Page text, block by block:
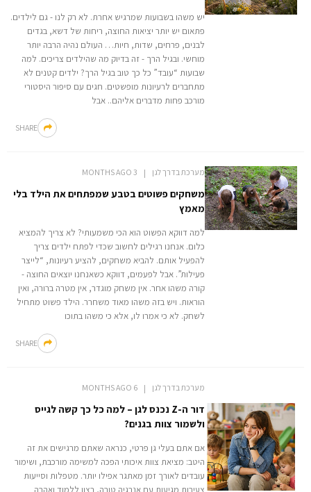
יש משהו בשבועות שמרגיש אחרת. לא רק לנו - גם לילדים.
פתאום יש יותר יציאות החוצה, ריחות של דשא, בגדים
לבנים, פרחים, שדות, חיות… העולם נהיה הרבה יותר
מוחשי. ובגיל הרך - זה בדיוק מה שהילדים צריכים. למה
שבועות “עובד” כל כך טוב בגיל הרך? ילדים קטנים לא
מתחברים לרעיונות מופשטים. חגים עם סיפור היסטורי
מורכב פחות מדברים אליהם.. אבל
SHARE
מערכת בדרך לגן 3 MONTHS AGO
משחקים פשוטים בטבע שמפתחים את הילד בלי
מאמץ
למה דווקא הפשוט הוא הכי משמעותי? לא צריך להמציא
כלום. אנחנו רגילים לחשוב שכדי לפתח ילדים צריך
להפעיל אותם. להביא משחקים, להציע רעיונות, “לייצר
פעילות”. אבל לפעמים, דווקא כשאנחנו יוצאים החוצה -
קורה משהו אחר. אין משחק מוגדר, אין מטרה ברורה, ואין
הוראות. ויש בזה משהו מאוד משחרר. הילד פשוט מתחיל
לשחק. לא כי אמרו לו, אלא כי משהו בתוכו
SHARE
מערכת בדרך לגן 6 MONTHS AGO
דור ה-Z נכנס לגן – למה כל כך קשה לגייס
ולשמור צוות בגנים?
אם אתם בעלי גן פרטי, כנראה שאתם מרגישים את זה
היטב: מציאת צוות איכותי הפכה למשימה מורכבת, ושימור
עובדים לאורך זמן מאתגר אפילו יותר. מטפלות וסייעות
צעירות מגיעות עם אנרגיה טובה, רצון ללמוד ואהבה